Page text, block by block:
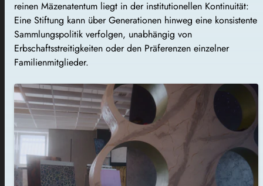
reinen Mäzenatentum liegt in der institutionellen Kontinuität:
Eine Stiftung kann über Generationen hinweg eine konsistente
Sammlungspolitik verfolgen, unabhängig von
Erbschaftsstreitigkeiten oder den Präferenzen einzelner
Familienmitglieder.